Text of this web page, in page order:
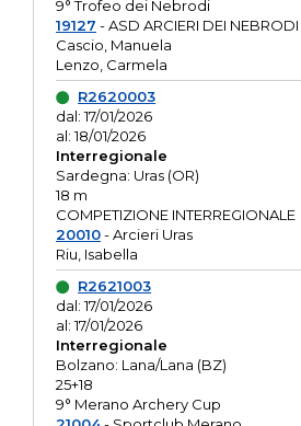
9° Trofeo dei Nebrodi
19127 - ASD ARCIERI DEI NEBRODI
Cascio, Manuela
Lenzo, Carmela
R2620003
dal: 17/01/2026
al: 18/01/2026
Interregionale
Sardegna: Uras (OR)
18 m
COMPETIZIONE INTERREGIONALE
20010- Arcieri Uras
Riu, Isabella
R2621003
dal: 17/01/2026
al: 17/01/2026
Interregionale
Bolzano: Lana/Lana (BZ)
25+18
9° Merano Archery Cup